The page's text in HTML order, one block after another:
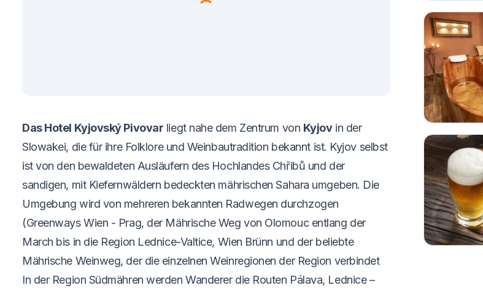
Das Hotel Kyjovský Pivovar liegt nahe dem Zentrum von Kyjovin der
Slowakei, die für ihre Folklore und Weinbautradition bekannt ist. Kyjov selbst
ist von den bewaldeten Ausläufern des Hochlandes Chřibů und der
sandigen, mit Kiefernwäldern bedeckten mährischen Sahara umgeben. Die
Umgebung wird von mehreren bekannten Radwegen durchzogen
(Greenways Wien - Prag, der Mährische Weg von Olomouc entlang der
March bis in die Region Lednice-Valtice, Wien Brünn und der beliebte
Mährische Weinweg, der die einzelnen Weinregionen der Region verbindet
In der Region Südmähren werden Wanderer die Routen Pálava, Lednice –